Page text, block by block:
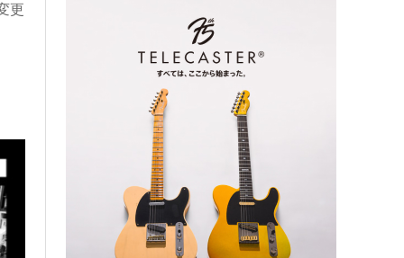
更